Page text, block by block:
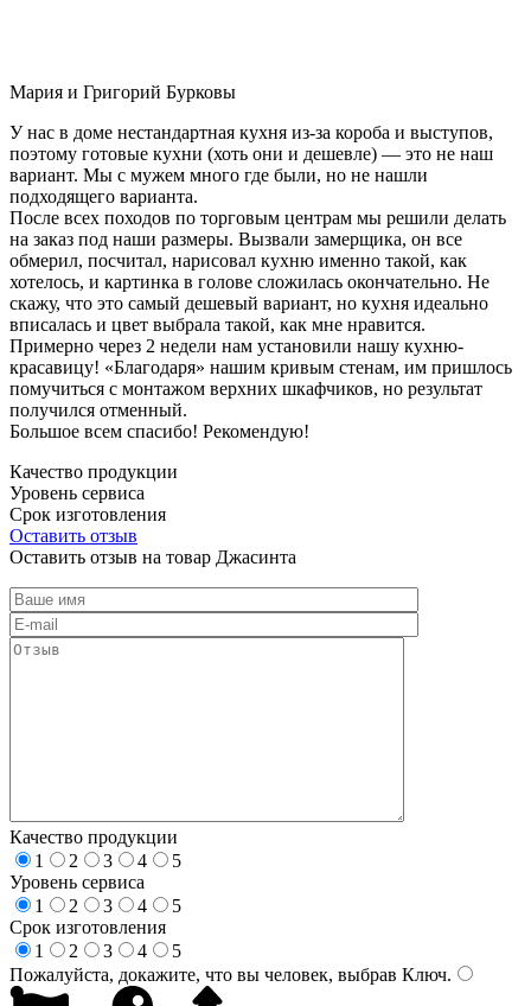
Мария и Григорий Бурковы
У нас в доме нестандартная кухня из-за короба и выступов,
поэтому готовые кухни (хоть они и дешевле) — это не наш
вариант. Мы с мужем много где были, но не нашли
подходящего варианта.
После всех походов по торговым центрам мы решили делать
на заказ под наши размеры. Вызвали замерщика, он все
обмерил, посчитал, нарисовал кухню именно такой, как
хотелось, и картинка в голове сложилась окончательно. Не
скажу, что это самый дешевый вариант, но кухня идеально
вписалась и цвет выбрала такой, как мне нравится.
Примерно через 2 недели нам установили нашу кухню-
красавицу! «Благодаря» нашим кривым стенам, им пришлось
помучиться с монтажом верхних шкафчиков, но результат
получился отменный.
Большое всем спасибо! Рекомендую!
Качество продукции
Уровень сервиса
Срок изготовления
Оставить отзыв
Оставить отзыв на товар Джасинта
Качество продукции
1
2 3 4
5
Уровень сервиса
1
2 3 4
5
Срок изготовления
1
2 3 4
5
Пожалуйста, докажите, что вы человек, выбрав Ключ.